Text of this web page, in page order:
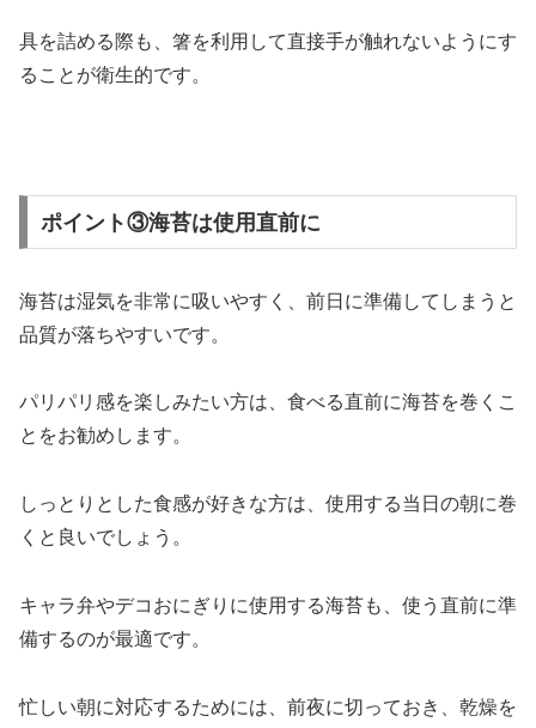
具を詰める際も、箸を利用して直接手が触れないようにす
ることが衛生的です。
ポイント③海苔は使用直前に
海苔は湿気を非常に吸いやすく、前日に準備してしまうと
品質が落ちやすいです。
パリパリ感を楽しみたい方は、食べる直前に海苔を巻くこ
とをお勧めします。
しっとりとした食感が好きな方は、使用する当日の朝に巻
くと良いでしょう。
キャラ弁やデコおにぎりに使用する海苔も、使う直前に準
備するのが最適です。
忙しい朝に対応するためには、前夜に切っておき、乾燥を